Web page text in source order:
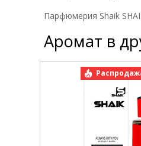
Парфюмерия Shaik
Аромат в